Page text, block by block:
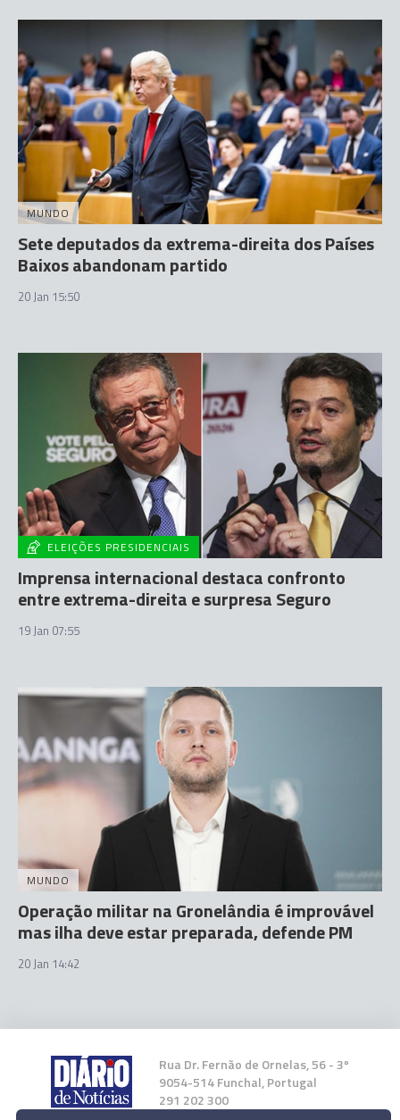
MUNDO
Sete deputados da extrema-direita dos Países
Baixos abandonam partido
20 Jan 15:50
ELEIÇÕES PRESIDENCIAIS
Imprensa internacional destaca confronto
entre extrema-direita e surpresa Seguro
19 Jan 07:55
MUNDO
Operação militar na Gronelândia é improvável
mas ilha deve estar preparada, defende PM
20 Jan 14:42
Rua Dr. Fernão de Ornelas, 56 - 3º
9054-514 Funchal, Portugal
291 202 300